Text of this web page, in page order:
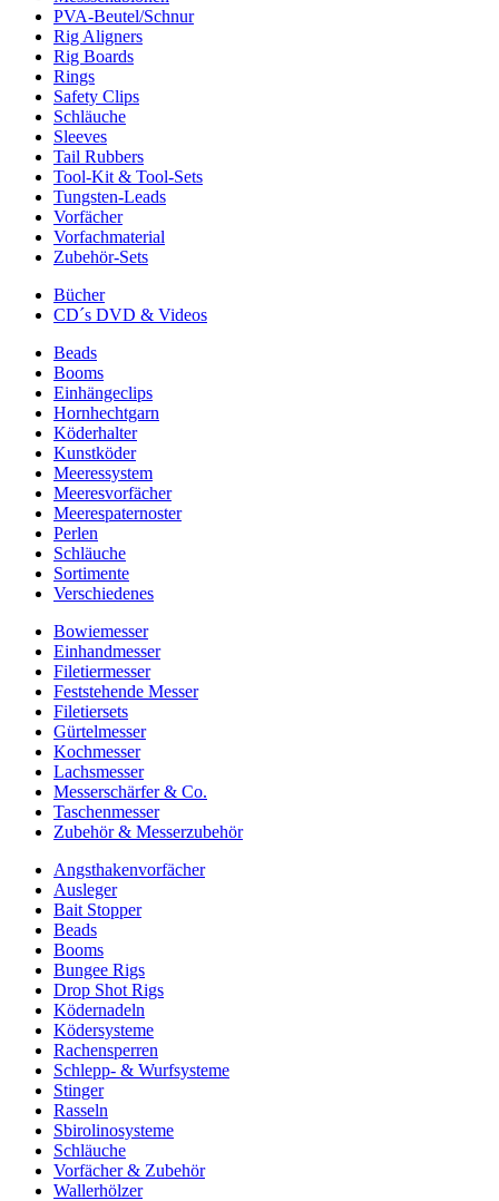
PVA-Beutel/Schnur
Rig Aligners
Rig Boards
Rings
Safety Clips
Schläuche
Sleeves
Tail Rubbers
Tool-Kit & Tool-Sets
Tungsten-Leads
Vorfächer
Vorfachmaterial
Zubehör-Sets
Bücher
CD´s DVD & Videos
Beads
Booms
Einhängeclips
Hornhechtgarn
Köderhalter
Kunstköder
Meeressystem
Meeresvorfächer
Meerespaternoster
Perlen
Schläuche
Sortimente
Verschiedenes
Bowiemesser
Einhandmesser
Filetiermesser
Feststehende Messer
Filetiersets
Gürtelmesser
Kochmesser
Lachsmesser
Messerschärfer & Co.
Taschenmesser
Zubehör & Messerzubehör
Angsthakenvorfächer
Ausleger
Bait Stopper
Beads
Booms
Bungee Rigs
Drop Shot Rigs
Ködernadeln
Ködersysteme
Rachensperren
Schlepp- & Wurfsysteme
Stinger
Rasseln
Sbirolinosysteme
Schläuche
Vorfächer & Zubehör
Wallerhölzer